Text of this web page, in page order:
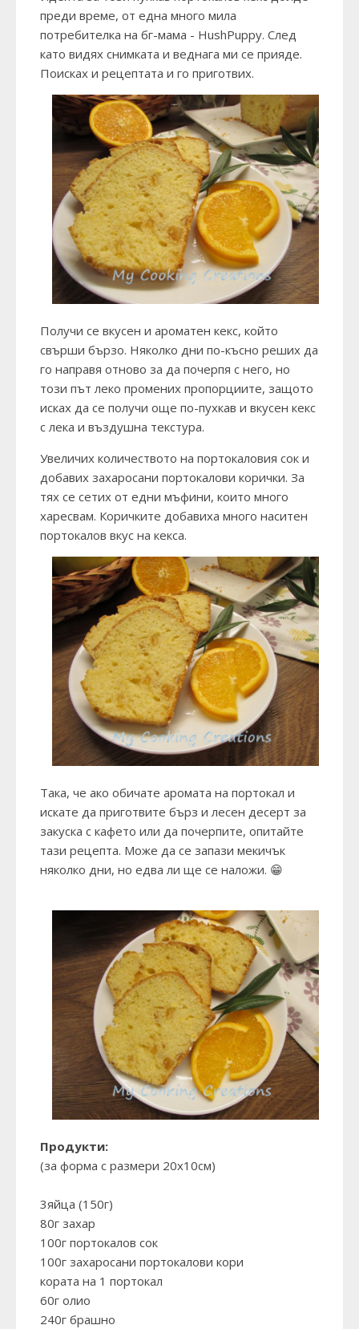
преди време, от една много мила
потребителка на бг-мама - HushPuppy. След
като видях снимката и веднага ми се прияде.
Поисках и рецептата и го приготвих.
Получи се вкусен и ароматен кекс, който
свърши бързо. Няколко дни по-късно реших да
го направя отново за да почерпя с него, но
този път леко промених пропорциите, защото
исках да се получи още по-пухкав и вкусен кекс
с лека и въздушна текстура.
Увеличих количеството на портокаловия сок и
добавих захаросани портокалови корички. За
тях се сетих от едни мъфини, които много
харесвам. Коричките добавиха много наситен
портокалов вкус на кекса.
Така, че ако обичате аромата на портокал и
искате да приготвите бърз и лесен десерт за
закуска с кафето или да почерпите, опитайте
тази рецепта. Може да се запази мекичък
няколко дни, но едва ли ще се наложи. 😁
Продукти:
(за форма с размери 20х10см)
3яйца (150г)
80г захар
100г портокалов сок
100г захаросани портокалови кори
кората на 1 портокал
60г олио
240г брашно